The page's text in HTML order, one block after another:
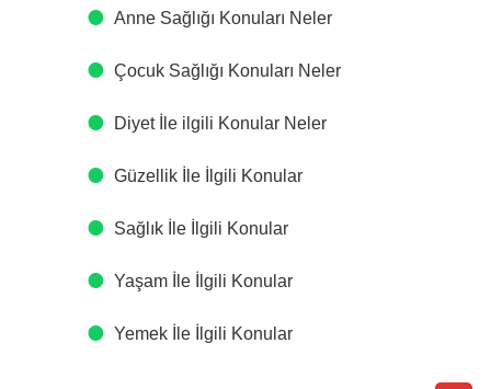
Anne Sağlığı Konuları Neler
Çocuk Sağlığı Konuları Neler
Diyet İle ilgili Konular Neler
Güzellik İle İlgili Konular
Sağlık İle İlgili Konular
Yaşam İle İlgili Konular
Yemek İle İlgili Konular